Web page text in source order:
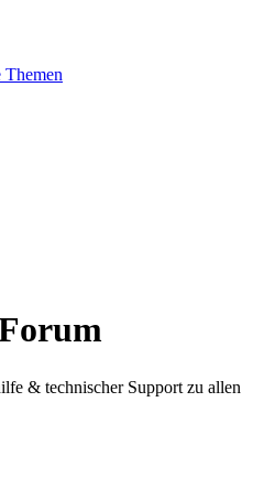
Themen
& technischer Support zu allen